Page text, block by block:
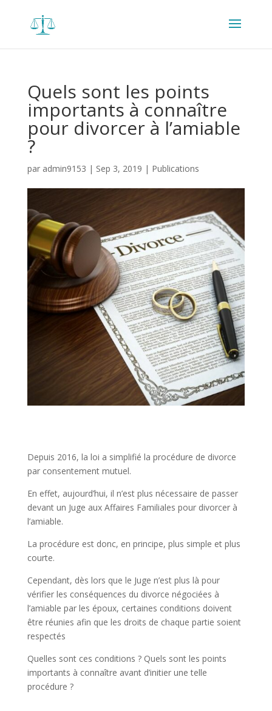
Quels sont les points
importants à connaître
pour divorcer à l’amiable
?
par admin9153 | Sep 3, 2019 | Publications
Depuis 2016, la loi a simplifié la procédure de divorce
par consentement mutuel.
En effet, aujourd’hui, il n’est plus nécessaire de passer
devant un Juge aux Affaires Familiales pour divorcer à
l’amiable.
La procédure est donc, en principe, plus simple et plus
courte.
Cependant, dès lors que le Juge n’est plus là pour
vérifier les conséquences du divorce négociées à
l’amiable par les époux, certaines conditions doivent
être réunies afin que les droits de chaque partie soient
respectés
Quelles sont ces conditions ? Quels sont les points
importants à connaître avant d’initier une telle
procédure ?